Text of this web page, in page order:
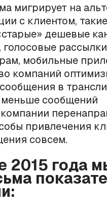
мигрирует на
с клиентом,
дешевые
голосовые
мобильные
компаний
в
сообщений
привлечения
совсем.
2015 года